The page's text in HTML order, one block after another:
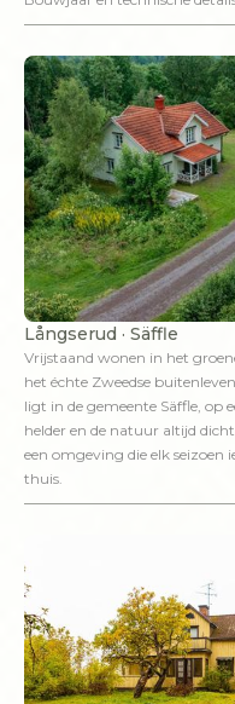
Långserud · Säffle
Vrijstaand wonen in het
het échte Zweedse
ligt in de gemeente Säffle, op
helder en de natuur altijd
een omgeving die elk seizoen
thuis.